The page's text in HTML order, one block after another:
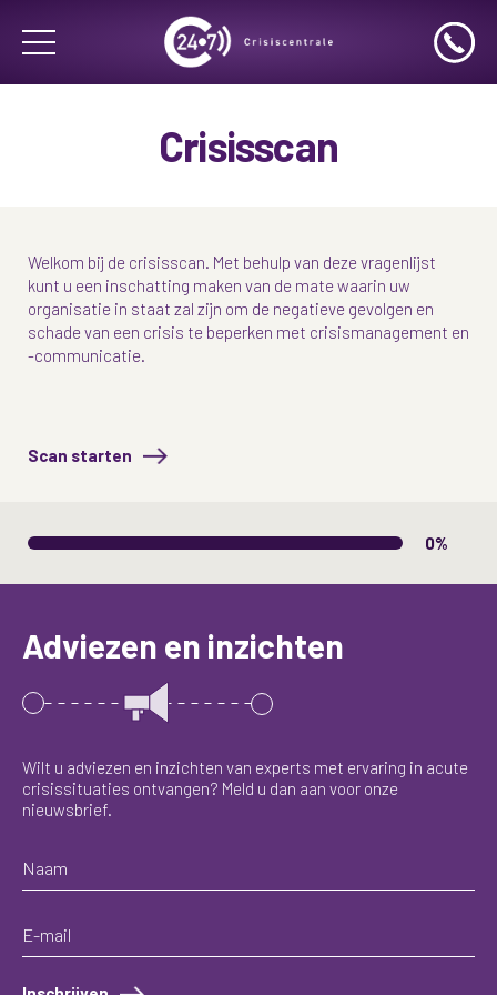
Crisisscan
Welkom bij de crisisscan. Met behulp van deze vragenlijst
kunt u een inschatting maken van de mate waarin uw
organisatie in staat zal zijn om de negatieve gevolgen en
schade van een crisis te beperken met crisismanagement en
-communicatie.
Scan starten
0%
Adviezen en inzichten
Wilt u adviezen en inzichten van experts met ervaring in acute
crisissituaties ontvangen? Meld u dan aan voor onze
nieuwsbrief.